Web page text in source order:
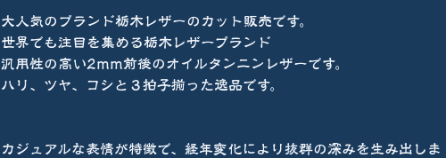
大人気のブランド栃木レザーのカット販売です。
世界でも注目を集める栃木レザーブランド
汎用性の高い2mm前後のオイルタンニンレザーです。
ハリ、ツヤ、コシと３拍子揃った逸品です。
カジュアルな表情が特徴で、経年変化により抜群の深みを生み出しま